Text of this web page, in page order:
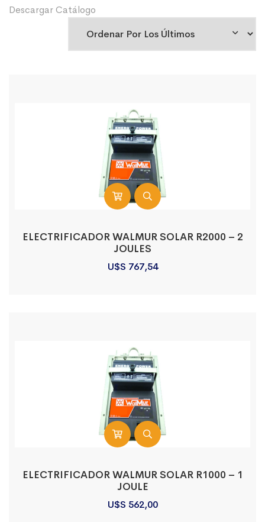
Descargar Catálogo
ELECTRIFICADOR WALMUR SOLAR R2000 – 2
JOULES
U$S 767,54
ELECTRIFICADOR WALMUR SOLAR R1000 – 1
JOULE
U$S 562,00